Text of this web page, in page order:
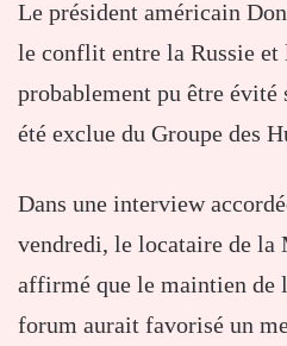
Le président américain
le conflit entre la Russie et
probablement pu être évité
été exclue du Groupe des
Dans une interview
vendredi, le locataire de la
affirmé que le maintien de
forum aurait favorisé un